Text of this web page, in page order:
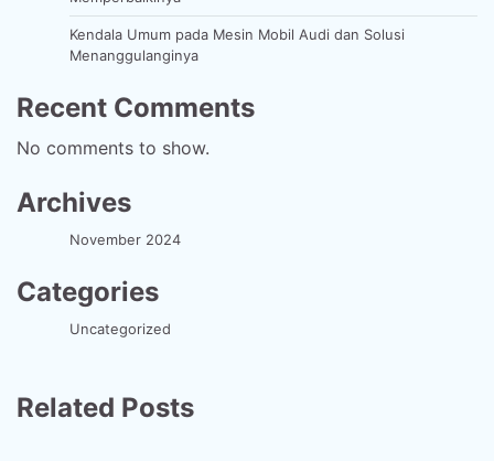
Kendala Umum pada Mesin Mobil Audi dan Solusi
Menanggulanginya
Recent Comments
No comments to show.
Archives
November 2024
Categories
Uncategorized
Related Posts